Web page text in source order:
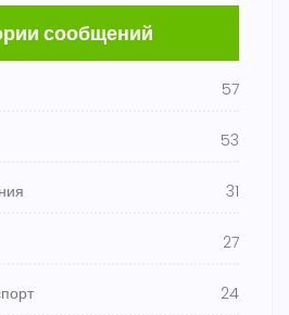
сообщений
57
53
31
27
24